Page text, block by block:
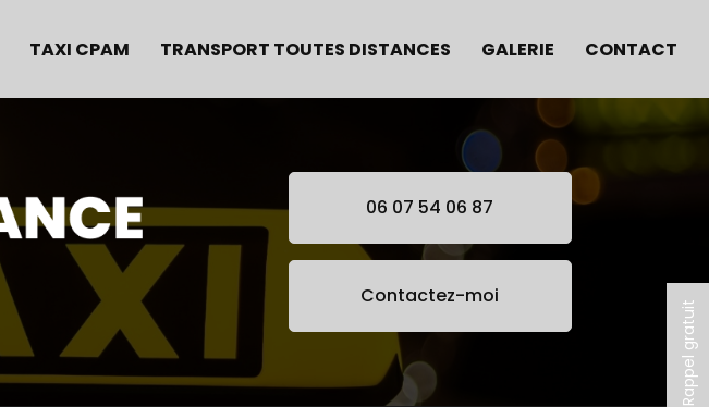
Rappel gratuit
TAXI CPAM TRANSPORT TOUTES DISTANCES GALERIE CONTACT
06 07 54 06 87
Contactez-moi